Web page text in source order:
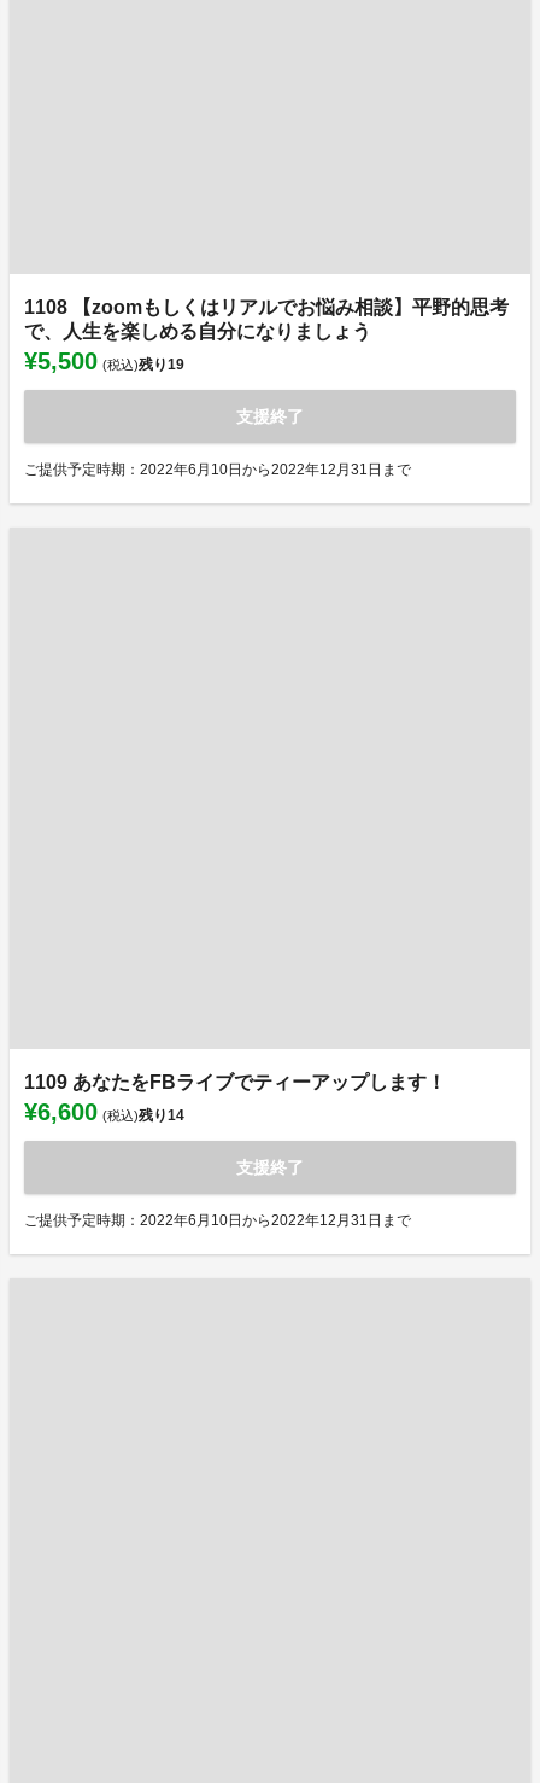
1108 【zoomもしくはリアルでお悩み相談】平野的思考
で、人生を楽しめる自分になりましょう
¥5,500 (税込)残り19
支援終了
ご提供予定時期：2022年6月10日から2022年12月31日まで
1109 あなたをFBライブでティーアップします！
¥6,600 (税込)残り14
支援終了
ご提供予定時期：2022年6月10日から2022年12月31日まで